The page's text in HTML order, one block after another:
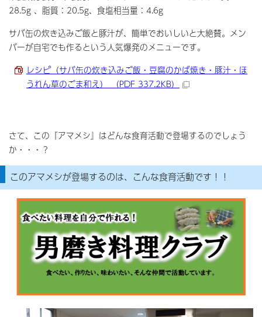
28.5g 、脂質：20.5g、食塩相当量：4.6g
サバ缶の炊き込みご飯と豚汁が、簡単でおいしいと大絶賛。メン
バーが自宅でも作るという人気爆発のメニューです。
レシピ（サバ缶の炊き込みご飯・豆腐のかば焼き・豚汁・ほ
うれん草のごま和え） （PDF 337.2KB）
さて、この『アマメシ』はどんな食育活動で登場するのでしょう
か・・・？
このアマメシが登場するのは、こんな食育活動です！！